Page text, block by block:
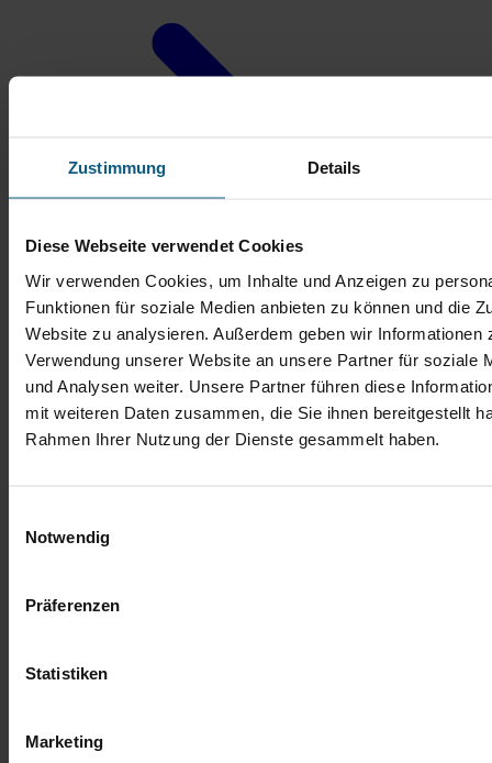
Zustimmung Details
Diese Webseite verwendet Cookies
Wir verwenden Cookies, um Inhalte und Anzeigen zu
Funktionen für soziale Medien anbieten zu können und die
Website zu analysieren. Außerdem geben wir Informationen
Verwendung unserer Website an unsere Partner für soziale
und Analysen weiter. Unsere Partner führen diese
mit weiteren Daten zusammen, die Sie ihnen bereitgestellt
Rahmen Ihrer Nutzung der Dienste gesammelt haben.
Notwendig
Präferenzen
Statistiken
Marketing